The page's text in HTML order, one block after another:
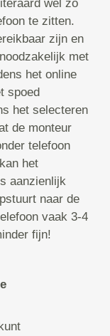
wel zo
te zitten.
zijn en
met
het online
spoed
het selecteren
de monteur
telefoon
het
aanzienlijk
naar de
vaak 3-4
fijn!